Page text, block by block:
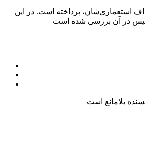
استعماری‌شان، پرداخته است. در این
بلامانع است